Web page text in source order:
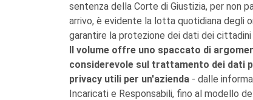
sentenza della Corte di Giustizia, per non
arrivo, è evidente la lotta quotidiana degli
garantire la protezione dei dati dei cittadini
Il volume offre uno spaccato di
considerevole sul trattamento dei dati
privacy utili per un'azienda - dalle
Incaricati e Responsabili, fino al modello